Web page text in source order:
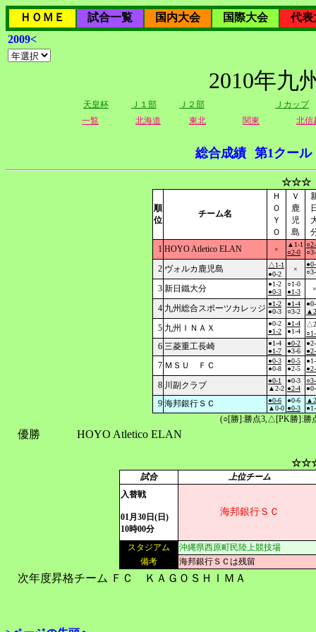
ＨＯＭＥ 試合一覧 国内大会 国際大会
代表
2009<
2010年九
天皇杯 Ｊ１部 Ｊ２部
Ｊカップ
一覧
北海道 東北 関東 北信
総合成績 第1クール
☆☆☆
順
位
チーム名
Ｈ
Ｏ
Ｙ
Ｏ
Ｖ
鹿
児
島
1 HOYO Atletico ELAN ×
▲1-1
○2-0
2 ヴォルカ鹿児島
△1-1
●0-2
×
3 新日鐵大分
●1-2
●0-3
○1-0
●1-3
×
4 九州総合スポーツカレッジ ●1-2
●0-3
●1-4
○3-2
5 九州ＩＮＡＸ
●0-2
●1-2
●1-4
●1-4
6 三菱重工長崎
●1-4
●1-7
●0-2
●3-6
7 ＭＳＵ ＦＣ
●0-3
●0-8
●0-5
●2-5
8 川副クラブ
●0-1
▲2-2
●0-3
●2-4
9 海邦銀行ＳＣ
●0-6
▲0-0
●0-6
●0-3
(○[勝]:勝点3,△[PK勝]:勝
優勝 HOYO Atletico ELAN
試合
上位チーム
入替戦
01月30日(日)
10時00分
海邦銀行ＳＣ
スタジアム
沖縄県西原町民陸上競技場
備考
海邦銀行ＳＣは残留
次年度昇格チーム ＦＣ ＫＡＧＯＳＨＩＭＡ